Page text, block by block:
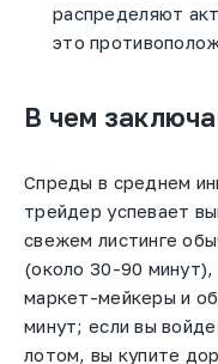
распределяют
это
В чем
Спреды в среднем
трейдер успевает
свежем листинге
(около 30-90 минут),
маркет-мейкеры и
минут; если вы
лотом, вы купите